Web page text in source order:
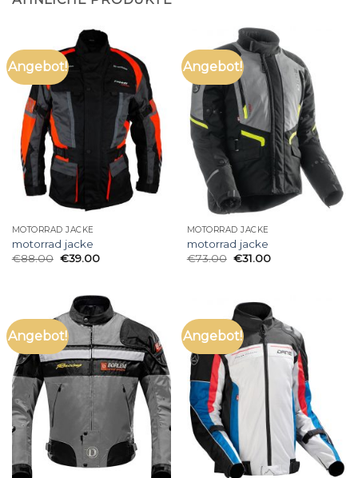
Angebot!
MOTORRAD JACKE
motorrad jacke
€88.00 €39.00
Angebot!
MOTORRAD JACKE
motorrad jacke
€73.00 €31.00
Angebot! Angebot!